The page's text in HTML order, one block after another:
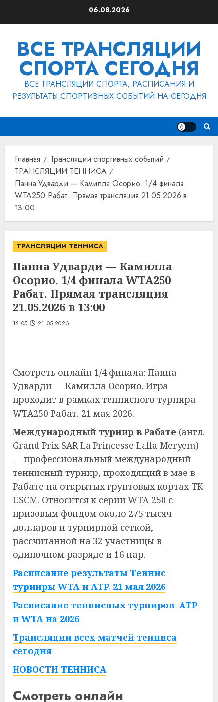
06.08.2026
ВСЕ ТРАНСЛЯЦИИ
СПОРТА СЕГОДНЯ
ВСЕ ТРАНСЛЯЦИИ СПОРТА, РАСПИСАНИЯ И
РЕЗУЛЬТАТЫ СПОРТИВНЫХ СОБЫТИЙ НА СЕГОДНЯ
Главная
Трансляции спортивных событий
ТРАНСЛЯЦИИ ТЕННИСА
Панна Удварди — Камилла Осорио. 1/4 финала
WTA250 Рабат. Прямая трансляция 21.05.2026 в
13:00
ТРАНСЛЯЦИИ ТЕННИСА
Панна Удварди — Камилла
Осорио. 1/4 финала WTA250
Рабат. Прямая трансляция
21.05.2026 в 13:00
12:05 21.05.2026
Смотреть онлайн 1/4 финала: Панна
Удварди — Камилла Осорио. Игра
проходит в рамках теннисного турнира
WTA250 Рабат. 21 мая 2026.
Международный турнир в Рабате (англ.
Grand Prix SAR La Princesse Lalla Meryem)
— профессиональный международный
теннисный турнир, проходящий в мае в
Рабате на открытых грунтовых кортах ТК
USCM. Относится к серии WTA 250 с
призовым фондом около 275 тысяч
долларов и турнирной сеткой,
рассчитанной на 32 участницы в
одиночном разряде и 16 пар.
Расписание результаты Теннис
турниры WTA и ATP. 21 мая 2026
Расписание теннисных турниров ATP
и WTA на 2026
Трансляции всех матчей тенниса
сегодня
НОВОСТИ ТЕННИСА
Смотреть онлайн